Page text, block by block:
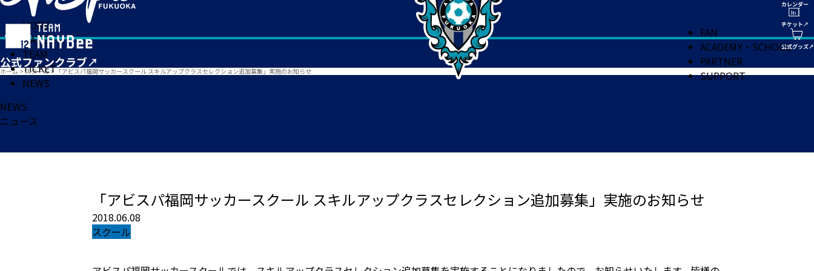
HOME
MATCH
TEAM
TICKET
NEWS
FAN
ACADEMY・SCHOOL
PARTNER
SUPPORT
ホーム > スクール> 「アビスパ福岡サッカースクール スキルアップクラスセレクション追加募集」実施のお知らせ
NEWS
ニュース
「アビスパ福岡サッカースクール スキルアップクラスセレクション追加募集」実施のお知らせ
2018.06.08
スクール